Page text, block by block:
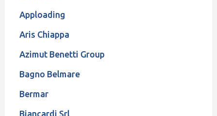
Apploading
Aris Chiappa
Azimut Benetti Group
Bagno Belmare
Bermar
Biancardi Srl